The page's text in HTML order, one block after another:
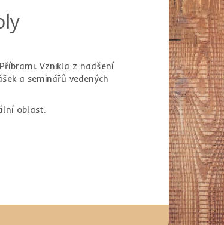
Vznikla z nadšení
a seminářů vedených
oblast.